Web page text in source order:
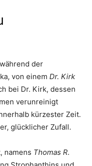
der
von einem Dr. Kirk
bei Dr. Kirk, dessen
verunreinigt
kürzester Zeit.
glücklicher Zufall.
namens Thomas R.